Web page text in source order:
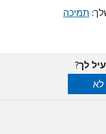
תמיכה
לך?
לא